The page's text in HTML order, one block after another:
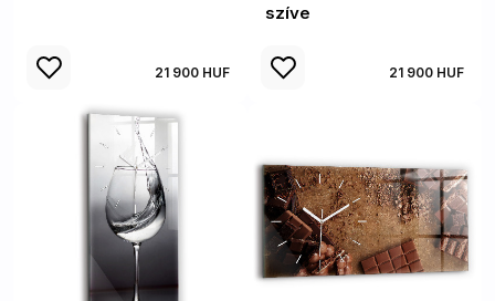
21 900 HUF
szíve
21 900 HUF